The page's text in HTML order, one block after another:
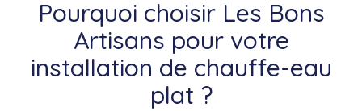
Pourquoi choisir Les Bons
Artisans pour votre
installation de chauffe-eau
plat ?